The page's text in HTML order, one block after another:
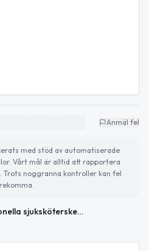
Anmäl fel
med stöd av automatiserade
Vårt mål är alltid att rapportera
Trots noggranna kontroller kan fel
Internationella sjuksköterskedagen uppmärksammas – och Boden bjuder på vårväder